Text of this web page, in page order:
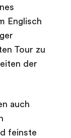
Englisch
Tour zu
der
auch
feinste